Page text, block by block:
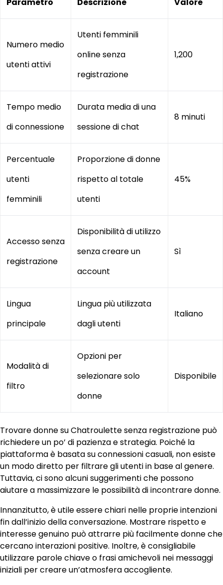
Parametro Descrizione Valore
Numero medio
utenti attivi
Utenti femminili
online senza
registrazione
1,200
Tempo medio
di connessione
Durata media di una
sessione di chat
8 minuti
Percentuale
utenti
femminili
Proporzione di donne
rispetto al totale
utenti
45%
Accesso senza
registrazione
Disponibilità di utilizzo
senza creare un
account
Sì
Lingua
principale
Lingua più utilizzata
dagli utenti
Italiano
Modalità di
filtro
Opzioni per
selezionare solo
donne
Disponibile
Trovare donne su Chatroulette senza registrazione può
richiedere un po’ di pazienza e strategia. Poiché la
piattaforma è basata su connessioni casuali, non esiste
un modo diretto per filtrare gli utenti in base al genere.
Tuttavia, ci sono alcuni suggerimenti che possono
aiutare a massimizzare le possibilità di incontrare donne.
Innanzitutto, è utile essere chiari nelle proprie intenzioni
fin dall’inizio della conversazione. Mostrare rispetto e
interesse genuino può attrarre più facilmente donne che
cercano interazioni positive. Inoltre, è consigliabile
utilizzare parole chiave o frasi amichevoli nei messaggi
iniziali per creare un’atmosfera accogliente.